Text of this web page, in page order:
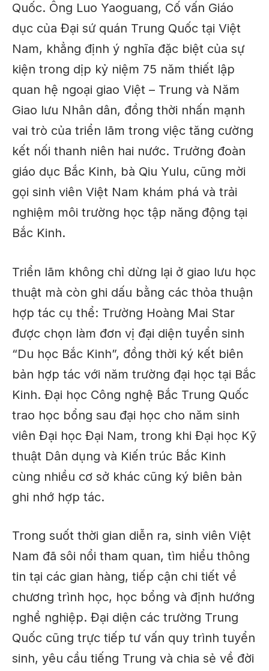
Quốc. Ông Luo Yaoguang, Cố vấn Giáo
dục của Đại sứ quán Trung Quốc tại Việt
Nam, khẳng định ý nghĩa đặc biệt của sự
kiện trong dịp kỷ niệm 75 năm thiết lập
quan hệ ngoại giao Việt – Trung và Năm
Giao lưu Nhân dân, đồng thời nhấn mạnh
vai trò của triển lãm trong việc tăng cường
kết nối thanh niên hai nước. Trưởng đoàn
giáo dục Bắc Kinh, bà Qiu Yulu, cũng mời
gọi sinh viên Việt Nam khám phá và trải
nghiệm môi trường học tập năng động tại
Bắc Kinh.
Triển lãm không chỉ dừng lại ở giao lưu học
thuật mà còn ghi dấu bằng các thỏa thuận
hợp tác cụ thể: Trường Hoàng Mai Star
được chọn làm đơn vị đại diện tuyển sinh
“Du học Bắc Kinh”, đồng thời ký kết biên
bản hợp tác với năm trường đại học tại Bắc
Kinh. Đại học Công nghệ Bắc Trung Quốc
trao học bổng sau đại học cho năm sinh
viên Đại học Đại Nam, trong khi Đại học Kỹ
thuật Dân dụng và Kiến trúc Bắc Kinh
cùng nhiều cơ sở khác cũng ký biên bản
ghi nhớ hợp tác.
Trong suốt thời gian diễn ra, sinh viên Việt
Nam đã sôi nổi tham quan, tìm hiểu thông
tin tại các gian hàng, tiếp cận chi tiết về
chương trình học, học bổng và định hướng
nghề nghiệp. Đại diện các trường Trung
Quốc cũng trực tiếp tư vấn quy trình tuyển
sinh, yêu cầu tiếng Trung và chia sẻ về đời